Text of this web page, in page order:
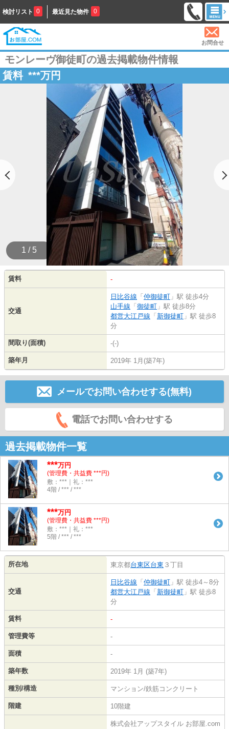
検討リスト 0 最近見た物件 0
お問合せ
モンレーヴ御徒町の過去掲載物件情報
賃料 ***万円
1 / 5
賃料 -
交通
日比谷線 「 仲御徒町 」駅 徒歩4分
山手線 「 御徒町 」駅 徒歩8分
都営大江戸線 「 新御徒町 」駅 徒歩8
分
間取り(面積) -(-)
築年月 2019年 1月(築7年)
メールでお問い合わせする(無料)
電話でお問い合わせする
過去掲載物件一覧
***万円
(管理費・共益費 ***円)
敷：***｜礼：***
4階 / *** / ***
***万円
(管理費・共益費 ***円)
敷：***｜礼：***
5階 / *** / ***
所在地 東京都台東区台東 ３丁目
交通
日比谷線 「 仲御徒町 」駅 徒歩4～8分
都営大江戸線 「 新御徒町 」駅 徒歩8
分
賃料 -
管理費等 -
面積 -
築年数 2019年 1月 (築7年)
種別/構造 マンション/鉄筋コンクリート
階建 10階建
株式会社アップスタイル お部屋.com